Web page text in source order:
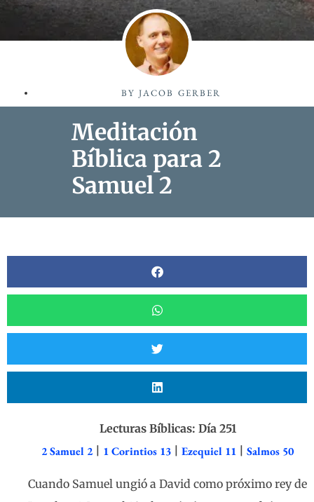
BY JACOB GERBER
Meditación
Bíblica para 2
Samuel 2
Lecturas Bíblicas: Día 251
2 Samuel 2| 1 Corintios 13 Ezequiel 11 Salmos 50
Cuando Samuel ungió a David como próximo rey de